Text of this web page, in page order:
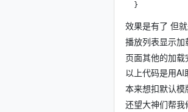
}
效果是有了 但
播放列表显示加
页面其他的加
以上代码是用AI
本来想扣默认模
还望大神们帮我